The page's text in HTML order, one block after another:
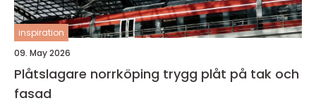
inspiration
09. May 2026
Plåtslagare norrköping trygg plåt på tak och
fasad